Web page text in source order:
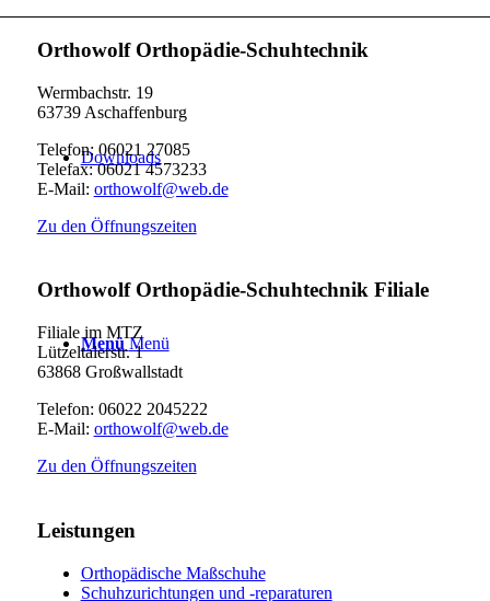
Downloads
Menü Menü
Orthowolf Orthopädie-Schuhtechnik
Wermbachstr. 19
63739 Aschaffenburg
Telefon: 06021 27085
Telefax: 06021 4573233
E-Mail: orthowolf@web.de
Zu den Öffnungszeiten
Orthowolf Orthopädie-Schuhtechnik Filiale
Filiale im MTZ
Lützeltalerstr. 1
63868 Großwallstadt
Telefon: 06022 2045222
E-Mail: orthowolf@web.de
Zu den Öffnungszeiten
Leistungen
Orthopädische Maßschuhe
Schuhzurichtungen und -reparaturen